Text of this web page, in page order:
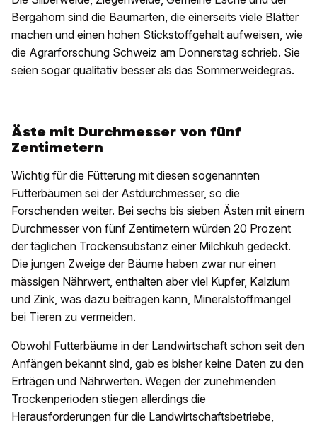
Bergahorn sind die Baumarten, die einerseits viele Blätter
machen und einen hohen Stickstoffgehalt aufweisen, wie
die Agrarforschung Schweiz am Donnerstag schrieb. Sie
seien sogar qualitativ besser als das Sommerweidegras.
Äste mit Durchmesser von fünf
Zentimetern
Wichtig für die Fütterung mit diesen sogenannten
Futterbäumen sei der Astdurchmesser, so die
Forschenden weiter. Bei sechs bis sieben Ästen mit einem
Durchmesser von fünf Zentimetern würden 20 Prozent
der täglichen Trockensubstanz einer Milchkuh gedeckt.
Die jungen Zweige der Bäume haben zwar nur einen
mässigen Nährwert, enthalten aber viel Kupfer, Kalzium
und Zink, was dazu beitragen kann, Mineralstoffmangel
bei Tieren zu vermeiden.
Obwohl Futterbäume in der Landwirtschaft schon seit den
Anfängen bekannt sind, gab es bisher keine Daten zu den
Erträgen und Nährwerten. Wegen der zunehmenden
Trockenperioden stiegen allerdings die
Herausforderungen für die Landwirtschaftsbetriebe,